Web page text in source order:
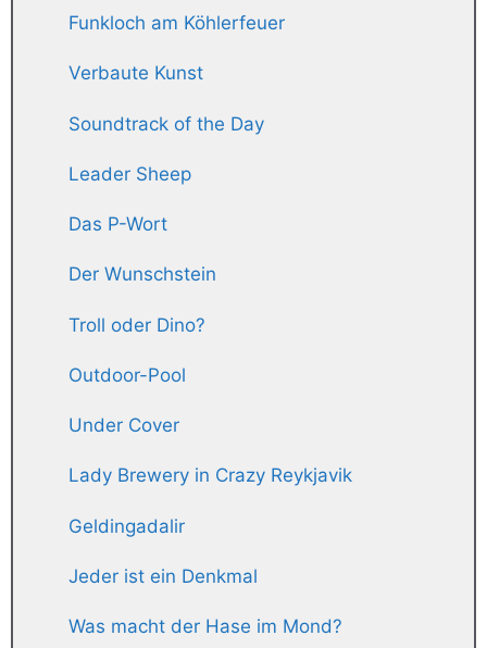
Funkloch am Köhlerfeuer
Verbaute Kunst
Soundtrack of the Day
Leader Sheep
Das P-Wort
Der Wunschstein
Troll oder Dino?
Outdoor-Pool
Under Cover
Lady Brewery in Crazy Reykjavik
Geldingadalir
Jeder ist ein Denkmal
Was macht der Hase im Mond?